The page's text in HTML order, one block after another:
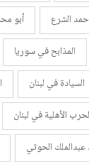
الشرع
أبو
المذابح في سوريا
السيادة في لبنان
الأهلية في لبنان
عبدالملك الحوثي